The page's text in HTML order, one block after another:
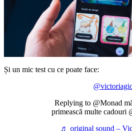
Și un mic test cu ce poate face:
Replying to @Monad
primească multe cadouri
♬ original sound –